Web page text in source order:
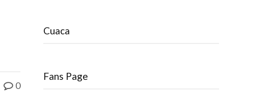
0
Cuaca
Fans Page